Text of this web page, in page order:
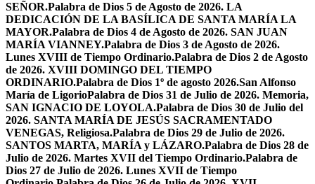
SEÑOR.Palabra de Dios 5 de Agosto de 2026. LA
DEDICACIÓN DE LA BASÍLICA DE SANTA MARÍA LA
MAYOR.Palabra de Dios 4 de Agosto de 2026. SAN JUAN
MARÍA VIANNEY.Palabra de Dios 3 de Agosto de 2026.
Lunes XVIII de Tiempo Ordinario.Palabra de Dios 2 de Agosto
de 2026. XVIII DOMINGO DEL TIEMPO
ORDINARIO.Palabra de Dios 1º de agosto 2026.San Alfonso
María de LigorioPalabra de Dios 31 de Julio de 2026. Memoria,
SAN IGNACIO DE LOYOLA.Palabra de Dios 30 de Julio del
2026. SANTA MARÍA DE JESÚS SACRAMENTADO
VENEGAS, Religiosa.Palabra de Dios 29 de Julio de 2026.
SANTOS MARTA, MARÍA y LÁZARO.Palabra de Dios 28 de
Julio de 2026. Martes XVII del Tiempo Ordinario.Palabra de
Dios 27 de Julio de 2026. Lunes XVII de Tiempo